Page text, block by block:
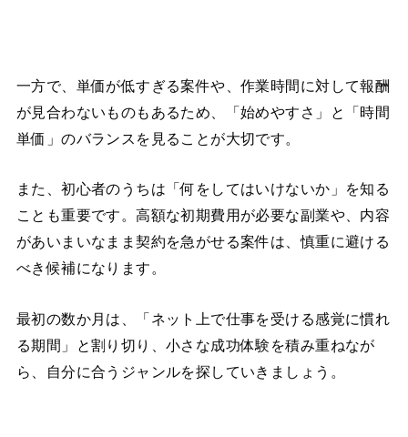
一方で、単価が低すぎる案件や、作業時間に対して報酬
が見合わないものもあるため、「始めやすさ」と「時間
単価」のバランスを見ることが大切です。
また、初心者のうちは「何をしてはいけないか」を知る
ことも重要です。高額な初期費用が必要な副業や、内容
があいまいなまま契約を急がせる案件は、慎重に避ける
べき候補になります。
最初の数か月は、「ネット上で仕事を受ける感覚に慣れ
る期間」と割り切り、小さな成功体験を積み重ねなが
ら、自分に合うジャンルを探していきましょう。